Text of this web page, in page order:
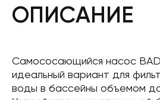
ОПИСАНИЕ
Самососающийся насос
идеальный вариант для
воды в бассейны объемом